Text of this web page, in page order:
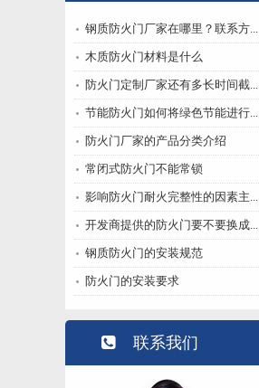
钢质防火门厂家在哪里？联系方...
木质防火门材料是什么
防火门定制厂家还有多长时间截...
节能防火门如何将绿色节能进行...
防火门厂家的产品分类介绍
常闭式防火门不能常锁
影响防火门耐火完整性的因素主...
开发商提供的防火门要不要换成...
钢质防火门的安装规范
防火门的安装要求
联系我们